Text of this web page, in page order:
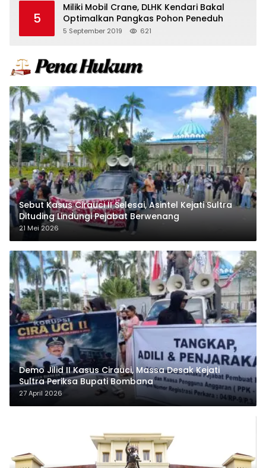
5
Miliki Mobil Crane, DLHK Kendari Bakal
Optimalkan Pangkas Pohon Peneduh
5 September 2019 621
Sebut Kasus Cirauci II Selesai, Asintel Kejati Sultra
Dituding Lindungi Pejabat Berwenang
21 Mei 2026
Demo Jilid II Kasus Cirauci, Massa Desak Kejati
Sultra Periksa Bupati Bombana
27 April 2026